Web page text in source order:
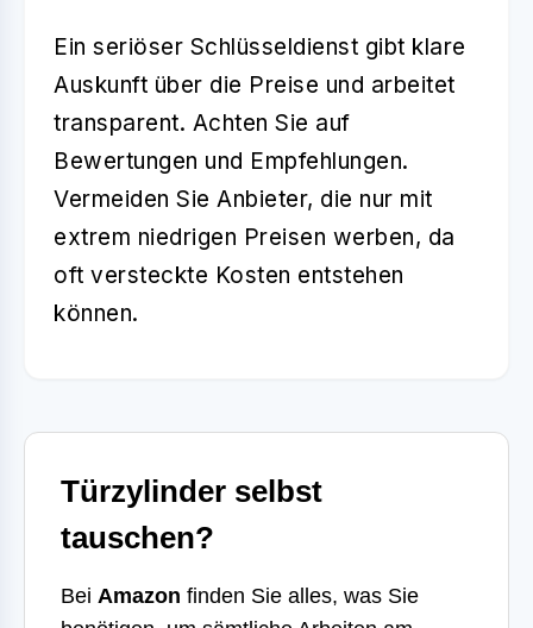
Ein seriöser Schlüsseldienst gibt klare
Auskunft über die Preise und arbeitet
transparent. Achten Sie auf
Bewertungen und Empfehlungen.
Vermeiden Sie Anbieter, die nur mit
extrem niedrigen Preisen werben, da
oft versteckte Kosten entstehen
können.
Türzylinder selbst
tauschen?
Bei Amazon finden Sie alles, was Sie